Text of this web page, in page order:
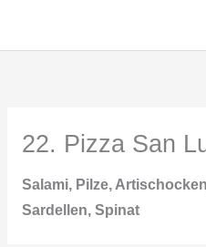
22. Pizza San
Salami, Pilze,
Sardellen, Spinat